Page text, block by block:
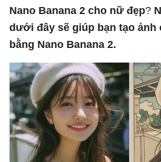
Nano Banana 2 cho nữ đẹp?
dưới đây sẽ giúp bạn tạo ảnh
bằng Nano Banana 2.